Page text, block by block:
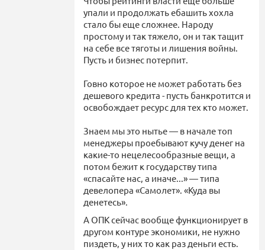
упали и продолжать ебашить хохла
стало бы еще сложнее. Народу
простому и так тяжело, он и так тащит
на себе все тяготы и лишения войны.
Пусть и бизнес потерпит.
Говно которое не может работать без
дешевого кредита - пусть банкротится и
освобождает ресурс для тех кто может.
Знаем мы это нытье — в начале топ
менеджеры проебывают кучу денег на
какие-то нецелесообразные вещи, а
потом бежит к государству типа
«спасайте нас, а иначе...» — типа
девелопера «Самолет». «Куда вы
денетесь».
А ОПК сейчас вообще функционирует в
другом контуре экономики, не нужно
пиздеть, у них то как раз деньги есть.